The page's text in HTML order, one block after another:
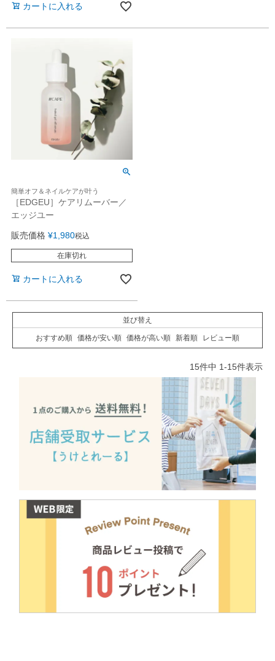
カートに入れる
簡単オフ＆ネイルケアが叶う
［EDGEU］ケアリムーバー／
エッジユー
販売価格 ¥1,980税込
在庫切れ
カートに入れる
並び替え
おすすめ順 価格が安い順 価格が高い順 新着順 レビュー順
15件中 1-15件表示